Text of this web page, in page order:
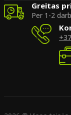
Greitas
Per 1-2